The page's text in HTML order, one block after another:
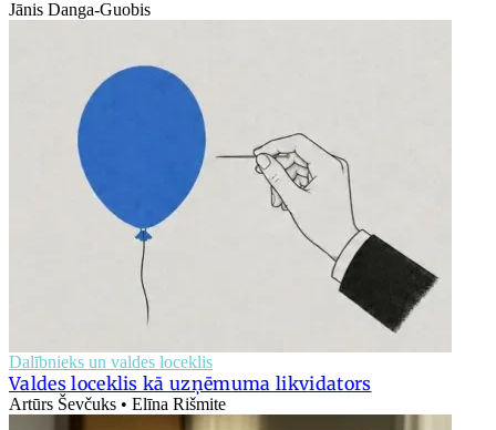
Jānis Danga-Guobis
Dalībnieks un valdes loceklis
Valdes loceklis kā uzņēmuma likvidators
Artūrs Ševčuks • Elīna Rišmite